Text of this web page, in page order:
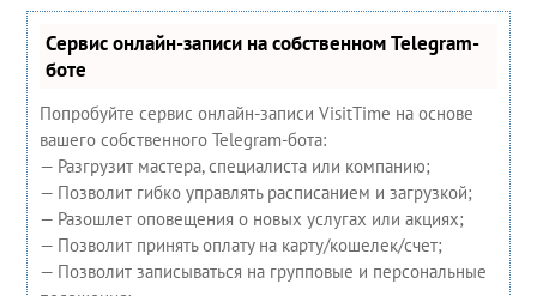
Сервис онлайн-записи на собственном Telegram-
боте
Попробуйте сервис онлайн-записи VisitTime на основе
вашего собственного Telegram-бота:
— Разгрузит мастера, специалиста или компанию;
— Позволит гибко управлять расписанием и загрузкой;
— Разошлет оповещения о новых услугах или акциях;
— Позволит принять оплату на карту/кошелек/счет;
— Позволит записываться на групповые и персональные